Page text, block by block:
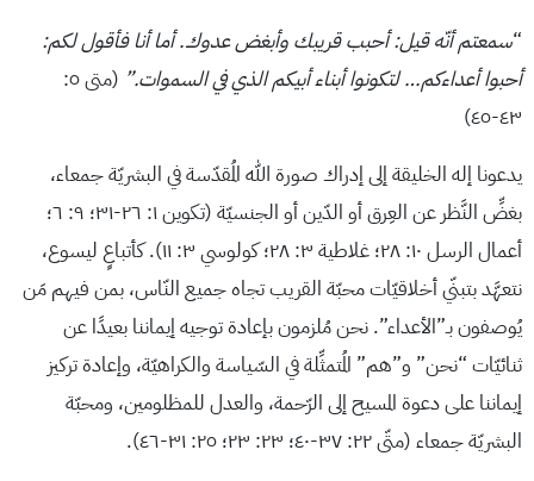
“سمعتم أنّه قيل: أحبب قريبك وأبغض عدوك. أما أنا فأقول لكم:
أحبوا أعداءكم… لتكونوا أبناء أبيكم الذي في السموات.”
(متى ٥:
٤٣-٤٥)
يدعونا إله الخليقة إلى إدراك صورة الله المُقدّسة في البشريّة جمعاء،
بغضِّ النَّظر عن العِرق أو الدّين أو الجنسيّة (تكوين ١: ٢٦-٣١؛ ٩: ٦؛
أعمال الرسل ١٠: ٢٨؛ غلاطية ٣: ٢٨؛ كولوسي ٣: ١١). كأتباعٍ ليسوع،
نتعهَّد بتبنّي أخلاقيّات محبّة القريب تجاه جميع النّاس، بمن فيهم مَن
يُوصفون بـ”الأعداء”. نحن مُلزمون بإعادة توجيه إيماننا بعيدًا عن
ثنائيّات “نحن” و”هم” المُتمثِّلة في السّياسة والكراهيّة، وإعادة تركيز
إيماننا على دعوة المسيح إلى الرّحمة، والعدل للمظلومين، ومحبّة
البشريّة جمعاء (متّى ٢٢: ٣٧-٤٠؛ ٢٣: ٢٣؛ ٢٥: ٣١-٤٦).